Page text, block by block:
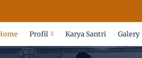
Profil Karya Santri Galery